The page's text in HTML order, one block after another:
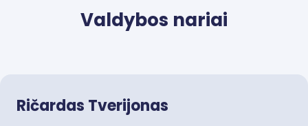
Valdybos nariai
Ričardas Tverijonas